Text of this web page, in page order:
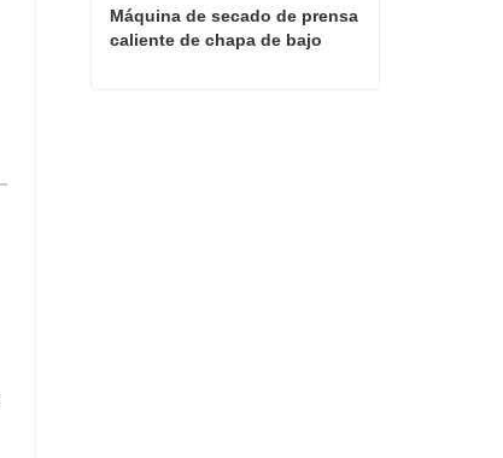
Máquina de secado de prensa
caliente de chapa de bajo